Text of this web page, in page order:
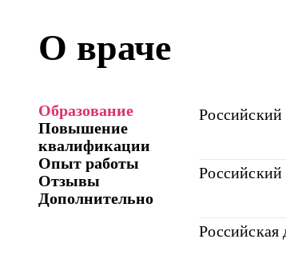
О враче
Образование
Повышение
квалификации
Опыт работы
Отзывы
Дополнительно
Российский
Российский
Российская